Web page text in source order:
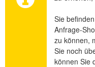
Sie
Anfrage-
zu können,
Sie noch
können Sie